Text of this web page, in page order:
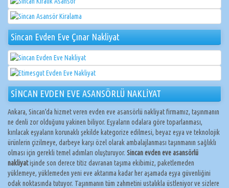
Sincan Evden Eve Çınar Nakliyat
SİNCAN EVDEN EVE ASANSÖRLÜ NAKLİYAT
Ankara, Sincan’da hizmet veren evden eve asansörlü nakliyat firmamız, taşınmanın
ne denli zor olduğunu yakinen biliyor. Eşyaların odalara göre toparlanması,
kırılacak eşyaların korunaklı şekilde kategorize edilmesi, beyaz eşya ve teknolojik
ürünlerin çizilmeye, darbeye karşı özel olarak ambalajlanması taşınmanın sağlıklı
olması için gerekli temel adımları oluşturuyor. Sincan evden eve asansörlü
nakliyatişinde son derece titiz davranan taşıma ekibimiz, paketlemeden
yüklemeye, yüklemeden yeni eve aktarıma kadar her aşamada eşya güvenliğini
odak noktasında tutuyor. Taşınmanın tüm zahmetini ustalıkla üstleniyor ve sizlere